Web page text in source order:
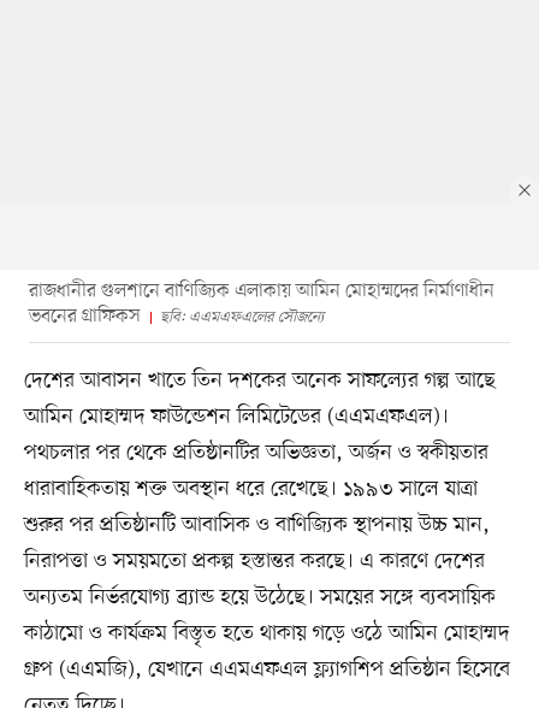
রাজধানীর গুলশানে বাণিজ্যিক এলাকায় আমিন মোহাম্মদের নির্মাণাধীন
ভবনের গ্রাফিকস
ছবি: এএমএফএলের সৌজন্যে
দেশের আবাসন খাতে তিন দশকের অনেক সাফল্যের গল্প আছে
আমিন মোহাম্মদ ফাউন্ডেশন লিমিটেডের (এএমএফএল)।
পথচলার পর থেকে প্রতিষ্ঠানটির অভিজ্ঞতা, অর্জন ও স্বকীয়তার
ধারাবাহিকতায় শক্ত অবস্থান ধরে রেখেছে। ১৯৯৩ সালে যাত্রা
শুরুর পর প্রতিষ্ঠানটি আবাসিক ও বাণিজ্যিক স্থাপনায় উচ্চ মান,
নিরাপত্তা ও সময়মতো প্রকল্প হস্তান্তর করছে। এ কারণে দেশের
অন্যতম নির্ভরযোগ্য ব্র্যান্ড হয়ে উঠেছে। সময়ের সঙ্গে ব্যবসায়িক
কাঠামো ও কার্যক্রম বিস্তৃত হতে থাকায় গড়ে ওঠে আমিন মোহাম্মদ
গ্রুপ (এএমজি), যেখানে এএমএফএল ফ্ল্যাগশিপ প্রতিষ্ঠান হিসেবে